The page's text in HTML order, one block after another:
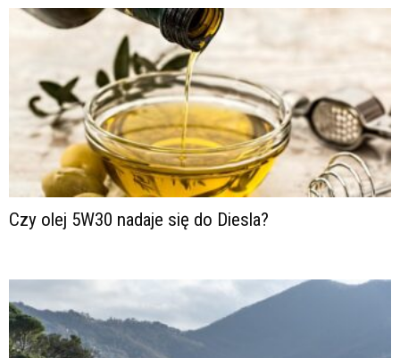
Czy olej 5W30 nadaje się do Diesla?